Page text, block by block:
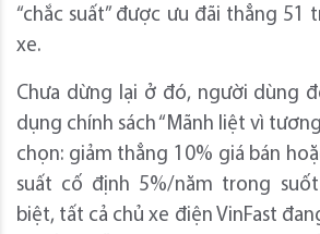
“chắc suất” được ưu đãi thẳng 51
xe.
Chưa dừng lại ở đó, người dùng
dụng chính sách “Mãnh liệt vì
chọn: giảm thẳng 10% giá bán
suất cố định 5%/năm trong
biệt, tất cả chủ xe điện VinFast